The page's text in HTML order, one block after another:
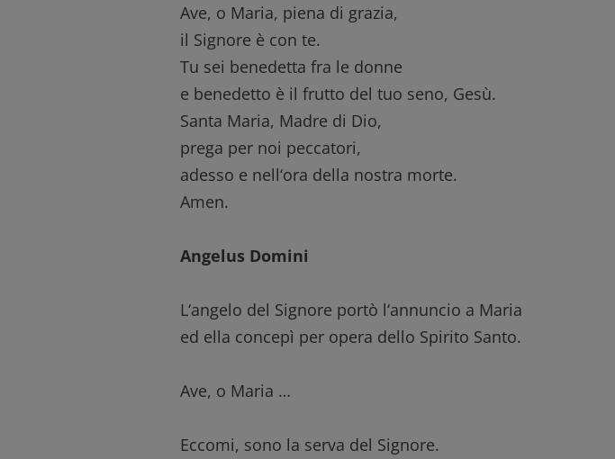
Ave, o Maria, piena di grazia,
il Signore è con te.
Tu sei benedetta fra le donne
e benedetto è il frutto del tuo seno, Gesù.
Santa Maria, Madre di Dio,
prega per noi peccatori,
adesso e nell‘ora della nostra morte.
Amen.
Angelus Domini
L‘angelo del Signore portò l‘annuncio a Maria
ed ella concepì per opera dello Spirito Santo.
Ave, o Maria …
Eccomi, sono la serva del Signore.